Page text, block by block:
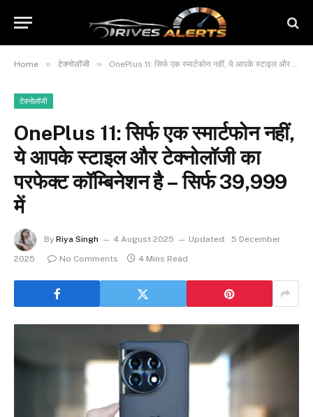
Home » टेक्नोलॉजी » OnePlus 11: सिर्फ एक स्मार्टफोन नहीं, ये आपके स्टाइल और टेक्नोलॉजी का परफेक्ट कॉम्बिनेशन है – सिर्फ ₹39,999 में
टेक्नोलॉजी
OnePlus 11: सिर्फ एक स्मार्टफोन नहीं,
ये आपके स्टाइल और टेक्नोलॉजी का
परफेक्ट कॉम्बिनेशन है – सिर्फ ₹39,999
में
By Riya Singh 4 August 2025 Updated:
5 December
2025
No Comments 4 Mins Read